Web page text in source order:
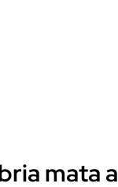
mata a